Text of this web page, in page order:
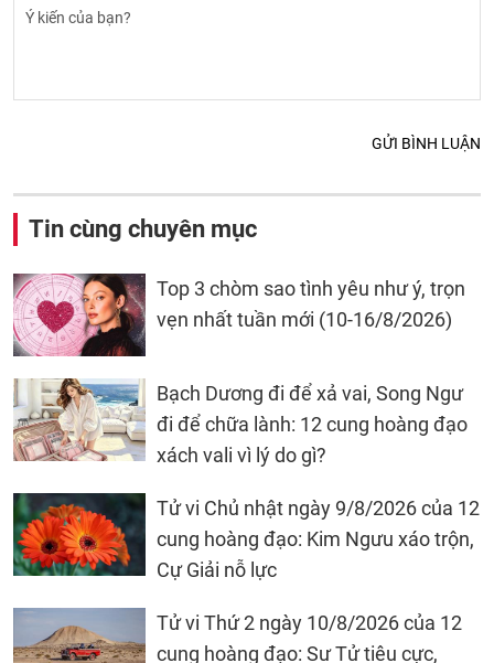
GỬI BÌNH LUẬN
Tin cùng chuyên mục
Top 3 chòm sao tình yêu như ý, trọn
vẹn nhất tuần mới (10-16/8/2026)
Bạch Dương đi để xả vai, Song Ngư
đi để chữa lành: 12 cung hoàng đạo
xách vali vì lý do gì?
Tử vi Chủ nhật ngày 9/8/2026 của 12
cung hoàng đạo: Kim Ngưu xáo trộn,
Cự Giải nỗ lực
Tử vi Thứ 2 ngày 10/8/2026 của 12
cung hoàng đạo: Sư Tử tiêu cực,